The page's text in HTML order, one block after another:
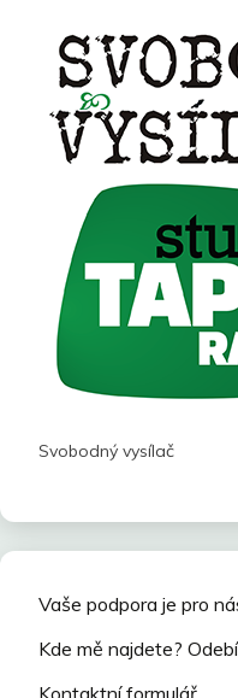
Svobodný vysílač
Vaše podpora je pro
Kde mě najdete?
Kontaktní formulář